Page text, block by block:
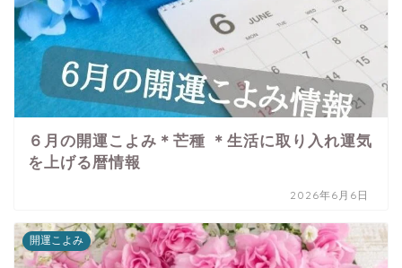
６月の開運こよみ＊芒種 ＊生活に取り入れ運気
を上げる暦情報
2026年6月6日
開運こよみ